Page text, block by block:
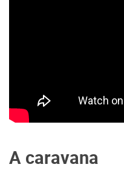
A caravana